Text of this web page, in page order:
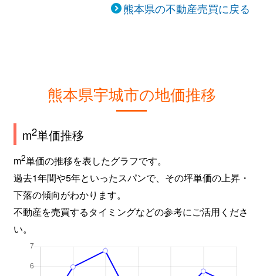
熊本県の不動産売買に戻る
熊本県宇城市の地価推移
m2単価推移
m2単価の推移を表したグラフです。
過去1年間や5年といったスパンで、その坪単価の上昇・
下落の傾向がわかります。
不動産を売買するタイミングなどの参考にご活用くださ
い。